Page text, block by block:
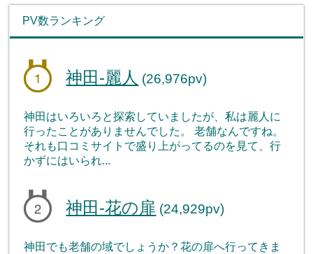
PV数ランキング
神田-麗人 (26,976pv)
神田はいろいろと探索していましたが、私は麗人に
行ったことがありませんでした。 老舗なんですね。
それも口コミサイトで盛り上がってるのを見て、行
かずにはいられ...
神田-花の扉 (24,929pv)
神田でも老舗の域でしょうか？花の扉へ行ってきま